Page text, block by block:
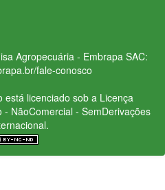
Agropecuária - Embrapa SAC:
fale-conosco
licenciado sob a Licença
NãoComercial - SemDerivações